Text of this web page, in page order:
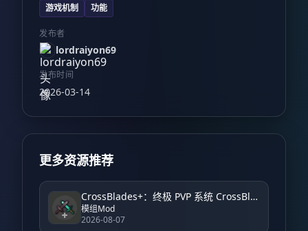
游戏机制
功能
发布者
lordraiyon69
发布时间
2026-03-14
更多资源推荐
CrossBlades+：终极 PVP 系统 CrossBlades+: Ultimate PVP System
模组Mod
2026-08-07